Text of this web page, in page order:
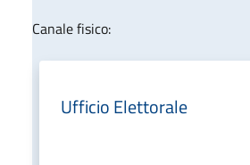
Canale fisico:
Ufficio Elettorale